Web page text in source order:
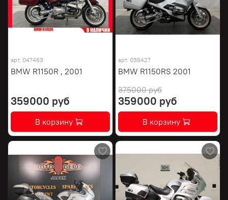
арт. 047463
BMW R1150R , 2001
359000 руб
В корзину
арт. 038427
BMW R1150RS 2001
375000 руб
359000 руб
В корзину